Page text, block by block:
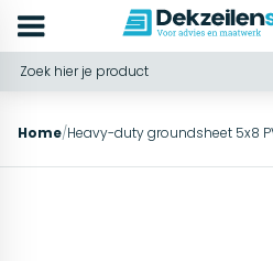
Home/Heavy-duty groundsheet 5x8